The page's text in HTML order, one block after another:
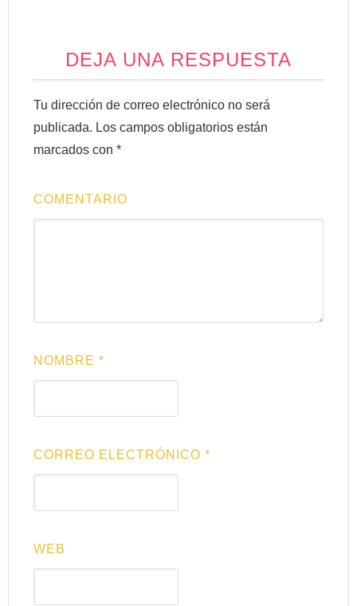
DEJA UNA RESPUESTA
Tu dirección de correo electrónico no será
publicada. Los campos obligatorios están
marcados con*
COMENTARIO
NOMBRE*
CORREO ELECTRÓNICO*
WEB